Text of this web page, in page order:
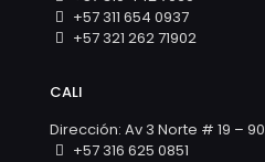
+57 311 654 0937
+57 321 262 71902
CALI
Dirección: Av 3 Norte # 19 – 90
+57 316 625 0851